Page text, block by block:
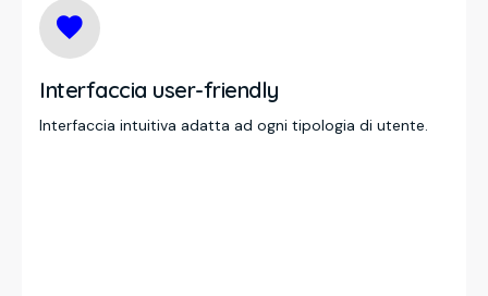
Interfaccia user-friendly
Interfaccia intuitiva adatta ad ogni tipologia di utente.